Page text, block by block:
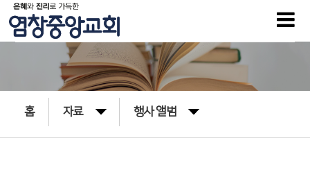
홈 자료 행사 앨범